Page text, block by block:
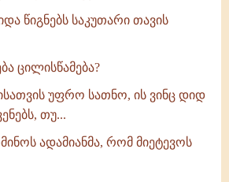
წიგნებს საკუთარი თავის
ცილისწამება?
უფრო სათნო, ის ვინც დიდ
თუ...
ადამიანმა, რომ მიეტევოს